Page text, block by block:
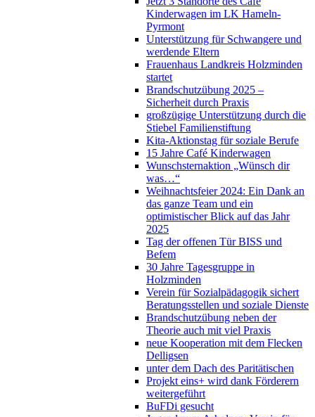
Kinderwagen im LK Hameln-
Pyrmont
Unterstützung für Schwangere und
werdende Eltern
Frauenhaus Landkreis Holzminden
startet
Brandschutzübung 2025 –
Sicherheit durch Praxis
großzügige Unterstützung durch die
Stiebel Familienstiftung
Kita-Aktionstag für soziale Berufe
15 Jahre Café Kinderwagen
Wunschsternaktion „Wünsch dir
was…“
Weihnachtsfeier 2024: Ein Dank an
das ganze Team und ein
optimistischer Blick auf das Jahr
2025
Tag der offenen Tür BISS und
Befem
30 Jahre Tagesgruppe in
Holzminden
Verein für Sozialpädagogik sichert
Beratungsstellen und soziale Dienste
Brandschutzübung neben der
Theorie auch mit viel Praxis
neue Kooperation mit dem Flecken
Delligsen
unter dem Dach des Paritätischen
Projekt eins+ wird dank Förderern
weitergeführt
BuFDi gesucht